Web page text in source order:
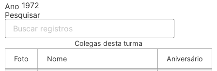
Ano 1972
Pesquisar
Colegas desta turma
Foto
Nome Aniversário